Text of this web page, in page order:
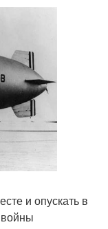
и опускать в